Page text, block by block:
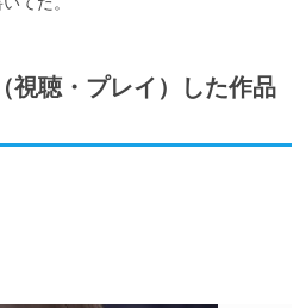
視聴・プレイ）した作品